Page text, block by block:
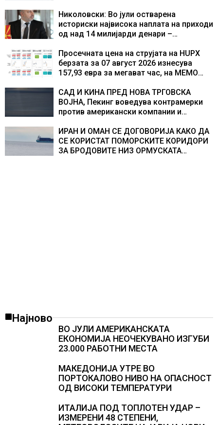
центри за податоци
Николовски: Во јули остварена
историски највисока наплата на приходи
од над 14 милијарди денари –
резултати
Просечната цена на струјата на HUPX
берзата за 07 август 2026 изнесува
157,93 евра за мегават час, на МЕМО
САД И КИНА ПРЕД НОВА ТРГОВСКА
ВОЈНА, Пекинг воведува контрамерки
против американски компании и
ИРАН И ОМАН СЕ ДОГОВОРИЈА КАКО ДА
СЕ КОРИСТАТ ПОМОРСКИТЕ КОРИДОРИ
ЗА БРОДОВИТЕ НИЗ ОРМУСКАТА
Најново
ВО ЈУЛИ АМЕРИКАНСКАТА
ЕКОНОМИЈА НЕОЧЕКУВАНО ИЗГУБИ
23.000 РАБОТНИ МЕСТА
МАКЕДОНИЈА УТРЕ ВО
ПОРТОКАЛОВО НИВО НА ОПАСНОСТ
ОД ВИСОКИ ТЕМПЕРАТУРИ
ИТАЛИЈА ПОД ТОПЛОТЕН УДАР –
ИЗМЕРЕНИ 48 СТЕПЕНИ,